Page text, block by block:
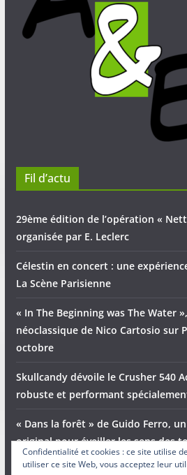
Fil d’actu
29ème édition de l’opération «
organisée par E. Leclerc
Célestin en concert : une
La Scène Parisienne
« In The Beginning was The Water
néoclassique de Nico Cartosio sur
octobre
Skullcandy dévoile le Crusher 540
robuste et performant
« Dans la forêt » de Guido Ferro,
original pour éveiller les sens des
Confidentialité et cookies : ce site utilise
utiliser ce site Web, vous acceptez leur